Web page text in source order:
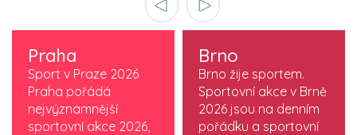
Praha
Sport v Praze 2026
Praha pořádá
nejvýznamnější
sportovní akce 2026,
Brno
Brno žije sportem.
Sportovní akce v Brně
2026 jsou na denním
pořádku a sportovní